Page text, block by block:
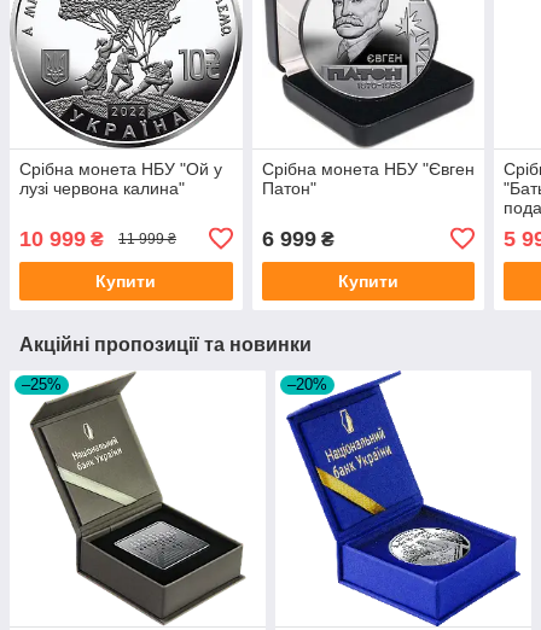
Срібна монета НБУ "Ой у
лузі червона калина"
10 999 ₴ 11 999 ₴
Купити
Срібна монета НБУ "Євген
Патон"
6 999₴
Купити
5
Акційні пропозиції та новинки
–25% –20%